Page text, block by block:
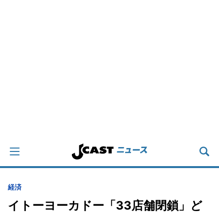
経済
イトーヨーカドー「33店舗閉鎖」ど